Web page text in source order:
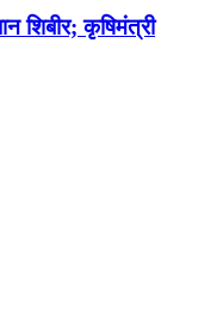
शिबीर; कृषिमंत्री